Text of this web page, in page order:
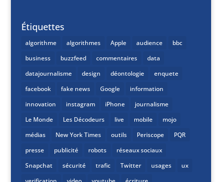
Étiquettes
algorithme algorithmes Apple audience
bbc
business
buzzfeed commentaires
data
datajournalisme
design déontologie
enquete
facebook
fake news Google
information
innovation
instagram iPhone
journalisme
Le Monde
Les Décodeurs live mobile
mojo
médias
New York Times outils Periscope
PQR
presse
publicité robots
réseaux sociaux
Snapchat
sécurité trafic Twitter usages
ux